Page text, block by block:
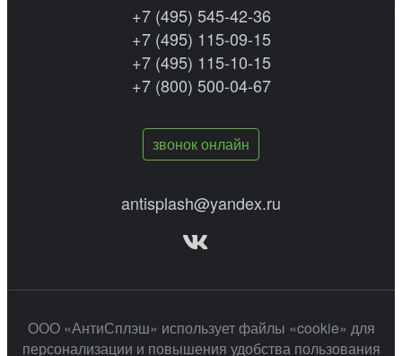
+7 (495) 545-42-36
+7 (495) 115-09-15
+7 (495) 115-10-15
+7 (800) 500-04-67
звонок онлайн
antisplash@yandex.ru
ООО «АнтиСплэш» использует файлы «cookie» для
персонализации и повышения удобства пользования